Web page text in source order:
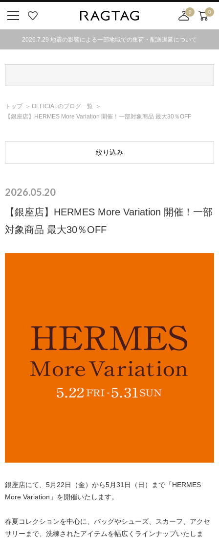
気
0
舗
カ
0
2026.7.29 地震の影響による一部地域での集荷・配送遅延について
トップ
OFFICIALのブログ一覧
【銀座店】HERMES More Variation 開催！一部対象商品 最大30％OFF
絞り込み
2026.05.20
【銀座店】HERMES More Variation 開催！一部
対象商品 最大30％OFF
銀座店にて、 5月 22日（金）から5月31 日（日）まで「HERMES
More Variation 」を開催いたします。
春夏コレクションを中心に、バッグやシューズ、スカーフ、アクセ
サリーまで、洗練されたアイテムを幅広くラインナップいたしま